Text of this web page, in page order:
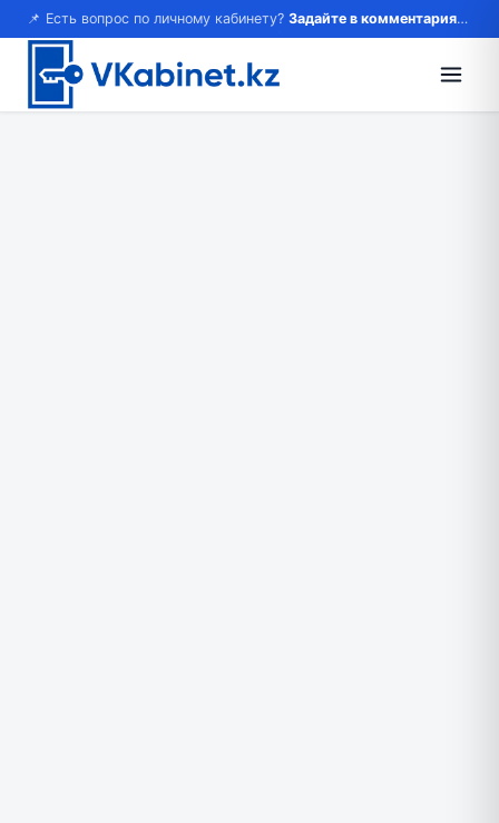
📌 Есть вопрос по личному кабинету? Задайте в комментариях — ответим!